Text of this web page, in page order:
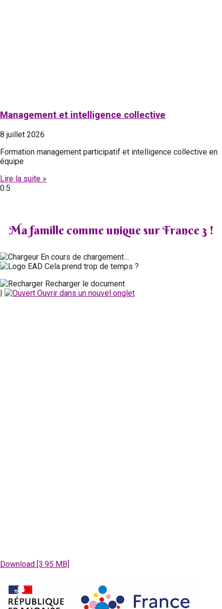
Management et intelligence collective
8 juillet 2026
Formation management participatif et intelligence collective en
équipe
Lire la suite »
Ma famille comme unique sur France 3 !
En cours de chargement…
Cela prend trop de temps ?
Recharger le document
|
Ouvrir dans un nouvel onglet
Download [3.95 MB]